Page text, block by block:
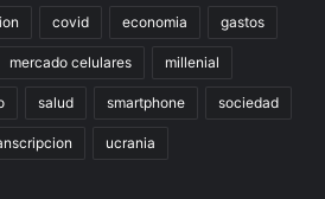
covid economia gastos
mercado celulares millenial
salud smartphone sociedad
ucrania